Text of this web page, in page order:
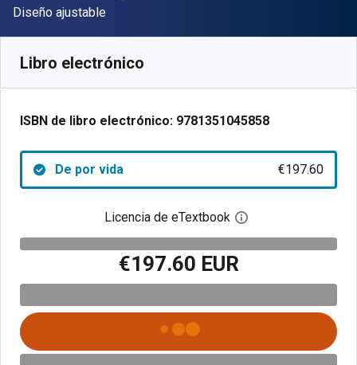
Formato
Diseño ajustable
Libro electrónico
ISBN de libro electrónico: 9781351045858
De por vida €197.60
Licencia de eTextbook Abre el cuadro de
€197.60 EUR